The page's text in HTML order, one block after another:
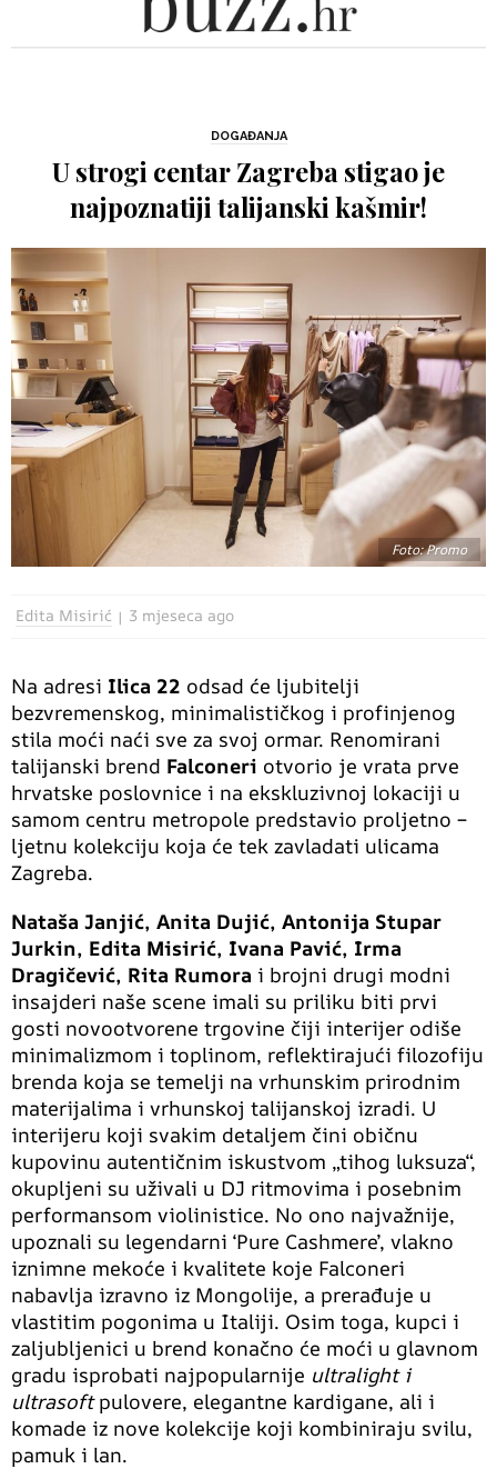
DOGAĐANJA
U strogi centar Zagreba stigao je
najpoznatiji talijanski kašmir!
Foto: Promo
Edita Misirić 3 mjeseca ago
Na adresi Ilica 22 odsad će ljubitelji
bezvremenskog, minimalističkog i profinjenog
stila moći naći sve za svoj ormar. Renomirani
talijanski brend Falconeri otvorio je vrata prve
hrvatske poslovnice i na ekskluzivnoj lokaciji u
samom centru metropole predstavio proljetno –
ljetnu kolekciju koja će tek zavladati ulicama
Zagreba.
Nataša Janjić, Anita Dujić, Antonija Stupar
Jurkin, Edita Misirić, Ivana Pavić, Irma
Dragičević, Rita Rumora i brojni drugi modni
insajderi naše scene imali su priliku biti prvi
gosti novootvorene trgovine čiji interijer odiše
minimalizmom i toplinom, reflektirajući filozofiju
brenda koja se temelji na vrhunskim prirodnim
materijalima i vrhunskoj talijanskoj izradi. U
interijeru koji svakim detaljem čini običnu
kupovinu autentičnim iskustvom „tihog luksuza“,
okupljeni su uživali u DJ ritmovima i posebnim
performansom violinistice. No ono najvažnije,
upoznali su legendarni ‘Pure Cashmere’, vlakno
iznimne mekoće i kvalitete koje Falconeri
nabavlja izravno iz Mongolije, a prerađuje u
vlastitim pogonima u Italiji. Osim toga, kupci i
zaljubljenici u brend konačno će moći u glavnom
gradu isprobati najpopularnije ultralight i
ultrasoftpulovere, elegantne kardigane, ali i
komade iz nove kolekcije koji kombiniraju svilu,
pamuk i lan.